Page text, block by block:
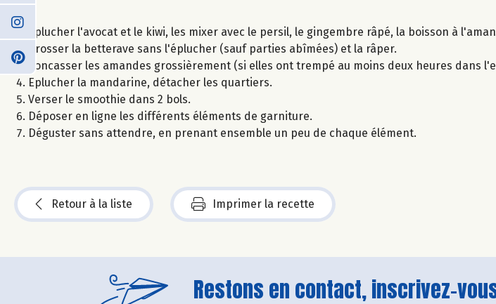
Eplucher l'avocat et le kiwi, les mixer avec le persil, le gingembre râpé, la boisson à
Brosser la betterave sans l'éplucher (sauf parties abîmées) et la râper.
Concasser les amandes grossièrement (si elles ont trempé au moins deux heures dans
Eplucher la mandarine, détacher les quartiers.
Verser le smoothie dans 2 bols.
Déposer en ligne les différents éléments de garniture.
Déguster sans attendre, en prenant ensemble un peu de chaque élément.
Retour à la liste Imprimer la recette
Restons en contact, inscrivez-